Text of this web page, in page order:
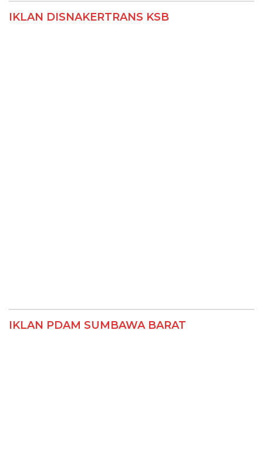
IKLAN DISNAKERTRANS KSB
IKLAN PDAM SUMBAWA BARAT